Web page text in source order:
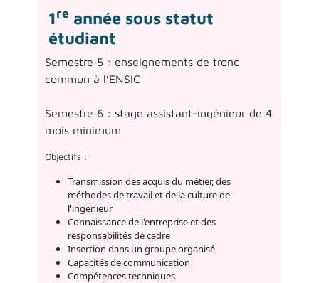
1reannée sous statut
étudiant
Semestre 5 : enseignements de tronc
commun à l’ENSIC
Semestre 6 : stage assistant-ingénieur de 4
mois minimum
Objectifs :
Transmission des acquis du métier, des
méthodes de travail et de la culture de
l'ingénieur
Connaissance de l'entreprise et des
responsabilités de cadre
Insertion dans un groupe organisé
Capacités de communication
Compétences techniques